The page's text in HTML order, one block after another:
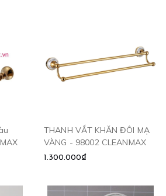
THANH VẮT KHĂN ĐÔI MẠ
VÀNG - 98002 CLEANMAX
1.300.000₫